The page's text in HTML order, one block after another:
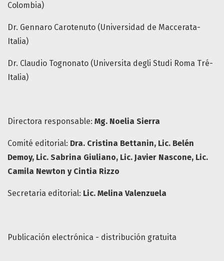
Colombia)
Dr. Gennaro Carotenuto (Universidad de Maccerata-
Italia)
Dr. Claudio Tognonato (Universita degli Studi Roma Tré-
Italia)
Directora responsable: Mg. Noelia Sierra
Comité editorial: Dra. Cristina Bettanin, Lic. Belén
Demoy, Lic. Sabrina Giuliano, Lic. Javier Nascone, Lic.
Camila Newton y Cintia Rizzo
Secretaria editorial: Lic. Melina Valenzuela
Publicación electrónica - distribución gratuita